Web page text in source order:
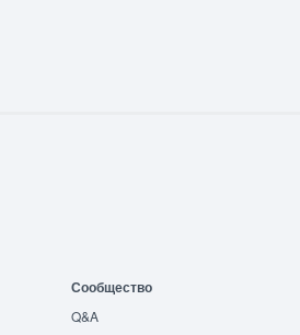
Сообщество
Q&A